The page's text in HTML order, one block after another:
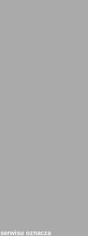
serwisu oznacza